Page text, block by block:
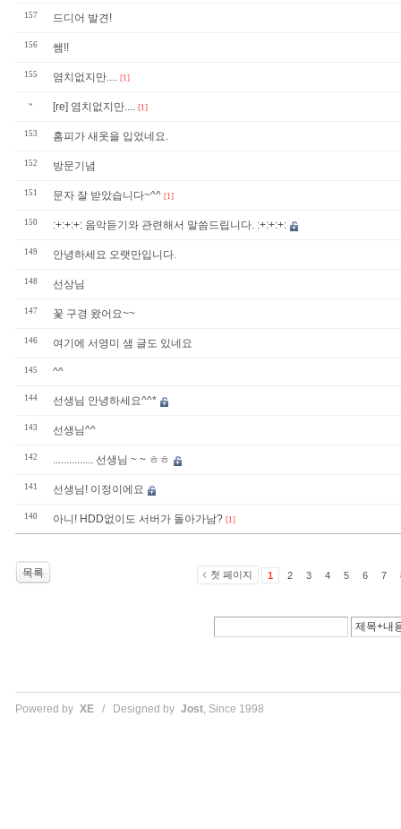
157 드디어 발견!
156 쌤!!
155 염치없지만.... [1]
» [re] 염치없지만.... [1]
153 홈피가 새옷을 입었네요.
152 방문기념
151 문자 잘 받았습니다~^^ [1]
150 :+:+:+: 음악듣기와 관련해서 말씀드립니다. :+:+:+:
149 안녕하세요 오랫만입니다.
148 선상님
147 꽃 구경 왔어요~~
146 여기에 서영미 샘 글도 있네요
145 ^^
144 선생님 안녕하세요^^*
143 선생님^^
142 ............... 선생님 ~ ~ ㅎㅎ
141 선생님! 이정이에요
140 아니! HDD없이도 서버가 돌아가남? [1]
목록 첫 페이지 1 2 3 4 5 6 7
Powered by XE/ Designed by Jost, Since 1998